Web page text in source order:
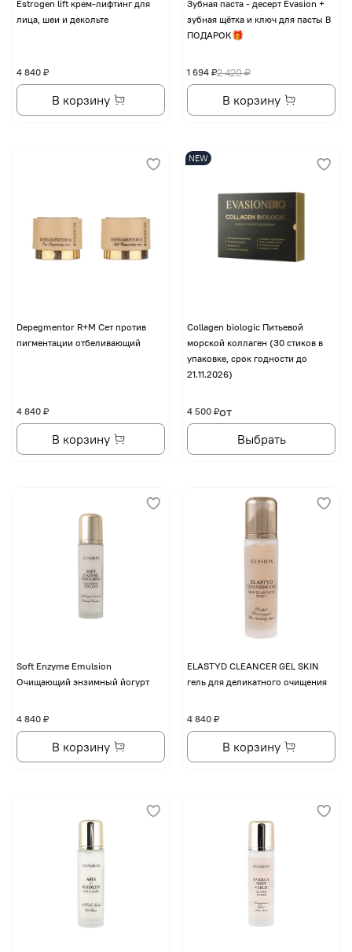
Еstrogen lift крем-лифтинг для
лица, шеи и декольте
4 840 ₽
В корзину
Зубная паста - десерт Evasion +
зубная щётка и ключ для пасты В
ПОДАРОК🎁
2 420 ₽
1 694 ₽
В корзину
Depegmentor R+M Сет против
пигментации отбеливающий
4 840 ₽
В корзину
NEW
Collagen biologic Питьевой
морской коллаген (30 стиков в
упаковке, срок годности до
21.11.2026)
от
4 500 ₽
Выбрать
Soft Enzyme Emulsion
Очищающий энзимный йогурт
4 840 ₽
В корзину
ELASTYD CLEANCER GEL SKIN
гель для деликатного очищения
4 840 ₽
В корзину